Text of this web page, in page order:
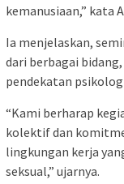
kemanusiaan,” kata
Ia menjelaskan,
dari berbagai
pendekatan
“Kami berharap
kolektif dan
lingkungan kerja
seksual,” ujarnya.